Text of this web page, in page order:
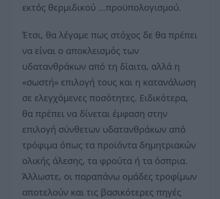
εκτός θερμιδικού …προϋπολογισμού.
Έτσι, θα λέγαμε πως στόχος δε θα πρέπει
να είναι ο αποκλεισμός των
υδατανθράκων από τη δίαιτα, αλλά η
«σωστή» επιλογή τους και η κατανάλωση
σε ελεγχόμενες ποσότητες. Ειδικότερα,
θα πρέπει να δίνεται έμφαση στην
επιλογή σύνθετων υδατανθράκων από
τρόφιμα όπως τα προϊόντα δημητριακών
ολικής άλεσης, τα φρούτα ή τα όσπρια.
Άλλωστε, οι παραπάνω ομάδες τροφίμων
αποτελούν και τις βασικότερες πηγές